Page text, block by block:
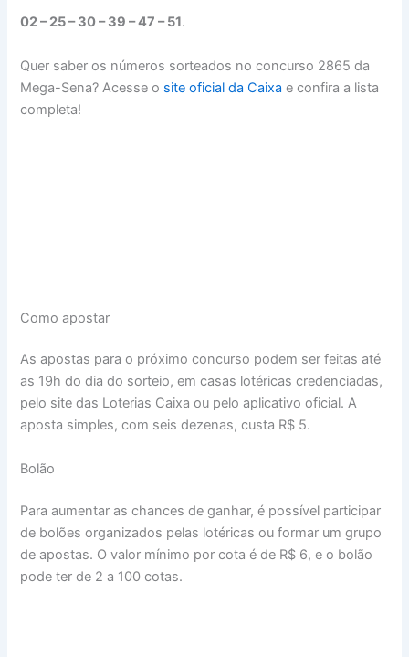
02 – 25 – 30 – 39 – 47 – 51.
Quer saber os números sorteados no concurso 2865 da
Mega-Sena? Acesse o site oficial da Caixa e confira a lista
completa!
Como apostar
As apostas para o próximo concurso podem ser feitas até
as 19h do dia do sorteio, em casas lotéricas credenciadas,
pelo site das Loterias Caixa ou pelo aplicativo oficial. A
aposta simples, com seis dezenas, custa R$ 5.
Bolão
Para aumentar as chances de ganhar, é possível participar
de bolões organizados pelas lotéricas ou formar um grupo
de apostas. O valor mínimo por cota é de R$ 6, e o bolão
pode ter de 2 a 100 cotas.